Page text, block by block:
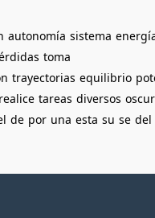
autonomía sistema
toma
trayectorias equilibrio
realice tareas diversos
de por una esta su se del